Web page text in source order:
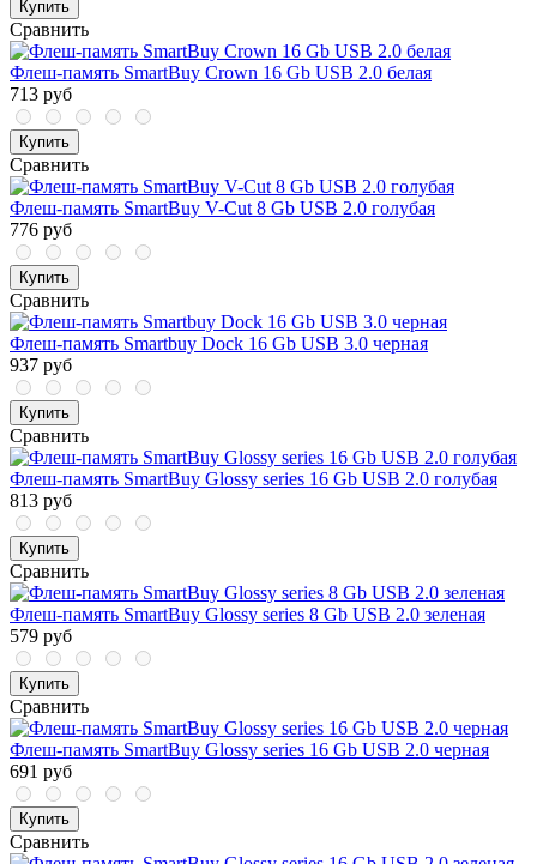
Купить
Сравнить
Флеш-память SmartBuy Crown 16 Gb USB 2.0 белая
713 руб
Купить
Сравнить
Флеш-память SmartBuy V-Cut 8 Gb USB 2.0 голубая
776 руб
Купить
Сравнить
Флеш-память Smartbuy Dock 16 Gb USB 3.0 черная
937 руб
Купить
Сравнить
Флеш-память SmartBuy Glossy series 16 Gb USB 2.0 голубая
813 руб
Купить
Сравнить
Флеш-память SmartBuy Glossy series 8 Gb USB 2.0 зеленая
579 руб
Купить
Сравнить
Флеш-память SmartBuy Glossy series 16 Gb USB 2.0 черная
691 руб
Купить
Сравнить